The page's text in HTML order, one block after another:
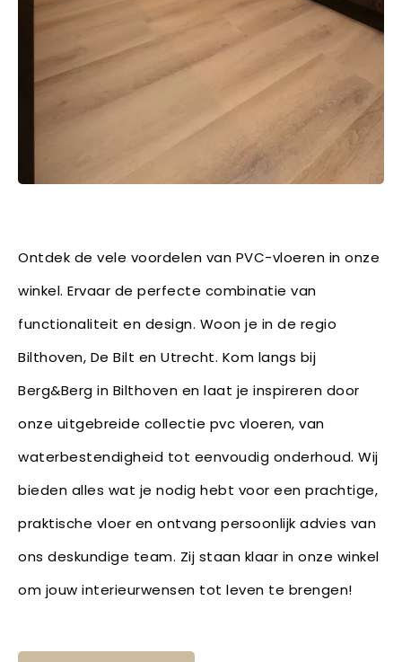
Ontdek de vele voordelen van PVC-vloeren in onze
winkel. Ervaar de perfecte combinatie van
functionaliteit en design. Woon je in de regio
Bilthoven, De Bilt en Utrecht. Kom langs bij
Berg&Berg in Bilthoven en laat je inspireren door
onze uitgebreide collectie pvc vloeren, van
waterbestendigheid tot eenvoudig onderhoud. Wij
bieden alles wat je nodig hebt voor een prachtige,
praktische vloer en ontvang persoonlijk advies van
ons deskundige team. Zij staan klaar in onze winkel
om jouw interieurwensen tot leven te brengen!